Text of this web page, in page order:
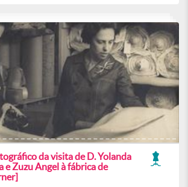
da visita de D. Yolanda
e Zuzu Angel à fábrica de